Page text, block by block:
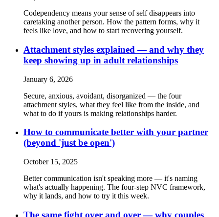
Codependency means your sense of self disappears into
caretaking another person. How the pattern forms, why it
feels like love, and how to start recovering yourself.
Attachment styles explained — and why they
keep showing up in adult relationships
January 6, 2026
Secure, anxious, avoidant, disorganized — the four
attachment styles, what they feel like from the inside, and
what to do if yours is making relationships harder.
How to communicate better with your partner
(beyond 'just be open')
October 15, 2025
Better communication isn't speaking more — it's naming
what's actually happening. The four-step NVC framework,
why it lands, and how to try it this week.
The same fight over and over — why couples